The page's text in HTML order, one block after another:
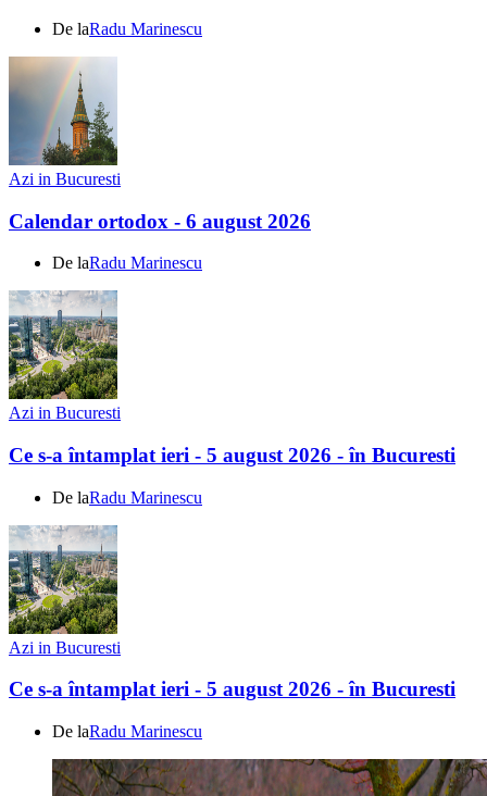
De laRadu Marinescu
Azi in Bucuresti
Calendar ortodox - 6 august 2026
De laRadu Marinescu
Azi in Bucuresti
Ce s-a întamplat ieri - 5 august 2026 - în Bucuresti
De laRadu Marinescu
Azi in Bucuresti
Ce s-a întamplat ieri - 5 august 2026 - în Bucuresti
De laRadu Marinescu